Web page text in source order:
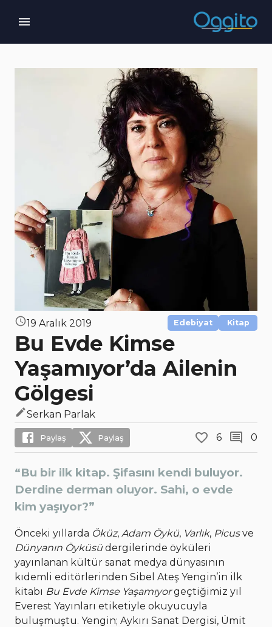
19 Aralık 2019 Edebiyat Kitap
Bu Evde Kimse
Yaşamıyor’da Ailenin
Gölgesi
Serkan Parlak
Paylaş Paylaş 6 0
“Bu bir ilk kitap. Şifasını kendi buluyor.
Derdine derman oluyor. Sahi, o evde
kim yaşıyor?”
Önceki yıllarda Öküz, Adam Öykü, Varlık, Picusve
Dünyanın Öyküsü dergilerinde öyküleri
yayınlanan kültür sanat medya dünyasının
kıdemli editörlerinden Sibel Ateş Yengin’in ilk
kitabı Bu Evde Kimse Yaşamıyorgeçtiğimiz yıl
Everest Yayınları etiketiyle okuyucuyla
buluşmuştu. Yengin; Aykırı Sanat Dergisi, Ümit